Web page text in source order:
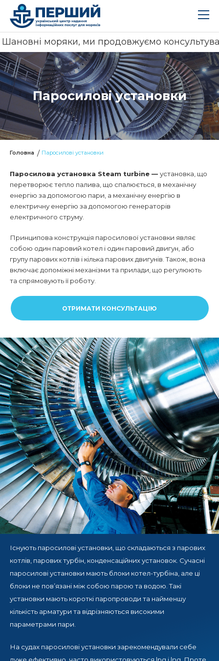
моряки, ми продовжуємо консультувати
Паросилові установки
Головна Паросилові установки
Паросилова установка Steam turbine — установка, що
перетворює тепло палива, що спалюється, в механічну
енергію за допомогою пари, а механічну енергію в
електричну енергію за допомогою генераторів
електричного струму.
Принципова конструкція паросилової установки являє
собою один паровий котел і один паровий двигун, або
групу парових котлів і кілька парових двигунів. Також, вона
включає допоміжні механізми та прилади, що регулюють
та спрямовують її роботу.
ОТРИМАТИ КОНСУЛЬТАЦІЮ
Існують паросилові установки, що складаються з парових
котлів, парових турбін, конденсаційних установок. Сучасні
паросилові установки мають блоки котел-турбіна, але ці
блоки не пов’язані між собою парою та водою. Такі
установки мають короткі паропроводи та найменшу
кількість арматури та відрізняються високими
параметрами пари.
На судах паросилові установки зарекомендували себе